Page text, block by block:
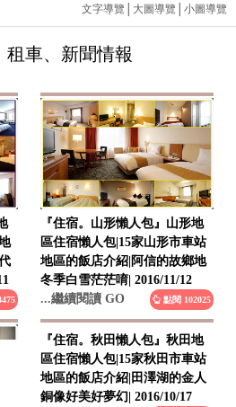
文字導覽 大圖導覽 小圖導覽
車、新聞情報
『住宿。山形懶人包』山形地
區住宿懶人包|15家山形市車站
地區的飯店介紹|阿信的故鄉地
冬季白雪茫茫唷| 2016/11/12
...繼續閱讀 GO
點閱 102025
『住宿。秋田懶人包』秋田地
區住宿懶人包|15家秋田市車站
地區的飯店介紹|田澤湖的金人
銅像好美好夢幻| 2016/10/17